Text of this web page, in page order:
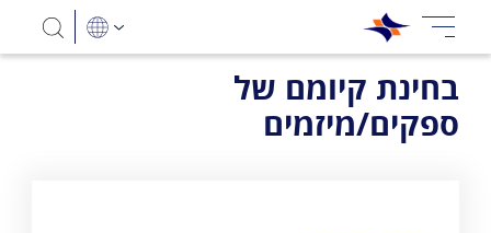
בחינת קיומם של
ספקים/מיזמים